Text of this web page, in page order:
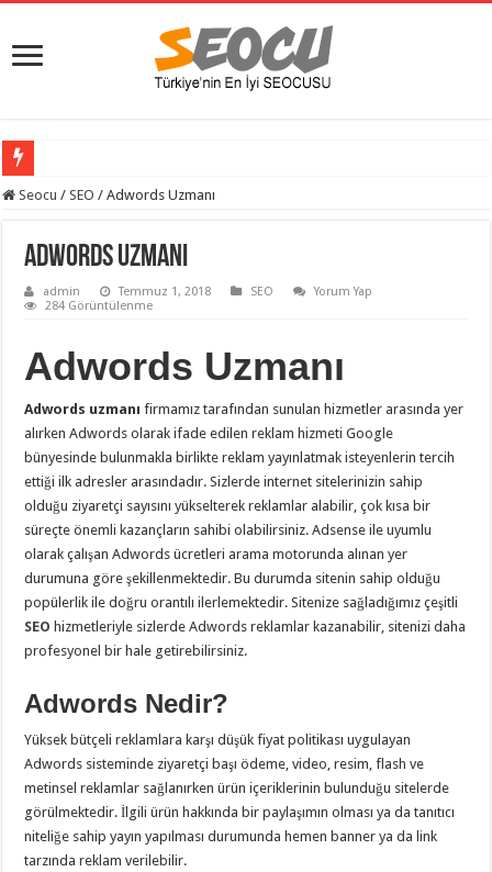
Seocu / SEO / Adwords Uzmanı
Adwords Uzmanı
admin Temmuz 1, 2018 SEO
Yorum Yap
284 Görüntülenme
Adwords Uzmanı
Adwords uzmanı firmamız tarafından sunulan hizmetler arasında yer
alırken Adwords olarak ifade edilen reklam hizmeti Google
bünyesinde bulunmakla birlikte reklam yayınlatmak isteyenlerin tercih
ettiği ilk adresler arasındadır. Sizlerde internet sitelerinizin sahip
olduğu ziyaretçi sayısını yükselterek reklamlar alabilir, çok kısa bir
süreçte önemli kazançların sahibi olabilirsiniz. Adsense ile uyumlu
olarak çalışan Adwords ücretleri arama motorunda alınan yer
durumuna göre şekillenmektedir. Bu durumda sitenin sahip olduğu
popülerlik ile doğru orantılı ilerlemektedir. Sitenize sağladığımız çeşitli
SEO hizmetleriyle sizlerde Adwords reklamlar kazanabilir, sitenizi daha
profesyonel bir hale getirebilirsiniz.
Adwords Nedir?
Yüksek bütçeli reklamlara karşı düşük fiyat politikası uygulayan
Adwords sisteminde ziyaretçi başı ödeme, video, resim, flash ve
metinsel reklamlar sağlanırken ürün içeriklerinin bulunduğu sitelerde
görülmektedir. İlgili ürün hakkında bir paylaşımın olması ya da tanıtıcı
niteliğe sahip yayın yapılması durumunda hemen banner ya da link
tarzında reklam verilebilir.